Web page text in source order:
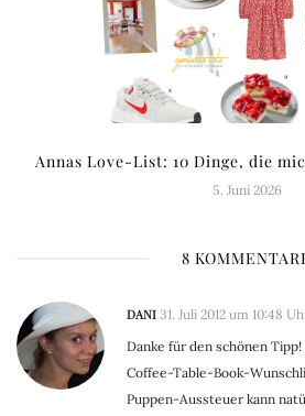
Annas Love-List: 10 Dinge, die
5. Juni 2026
8
DANI 31. Juli 2012 um 10:48
Danke für den schönen
Coffee-Table-Book-
Puppen-Aussteuer kann